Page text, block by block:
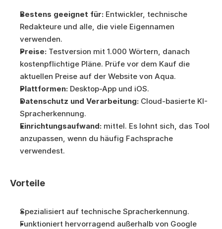
Bestens geeignet für: Entwickler, technische
Redakteure und alle, die viele Eigennamen
verwenden.
Preise: Testversion mit 1.000 Wörtern, danach
kostenpflichtige Pläne. Prüfe vor dem Kauf die
aktuellen Preise auf der Website von Aqua.
Plattformen: Desktop-App und iOS.
Datenschutz und Verarbeitung: Cloud-basierte KI-
Spracherkennung.
Einrichtungsaufwand: mittel. Es lohnt sich, das Tool
anzupassen, wenn du häufig Fachsprache
verwendest.
Vorteile
Spezialisiert auf technische Spracherkennung.
Funktioniert hervorragend außerhalb von Google